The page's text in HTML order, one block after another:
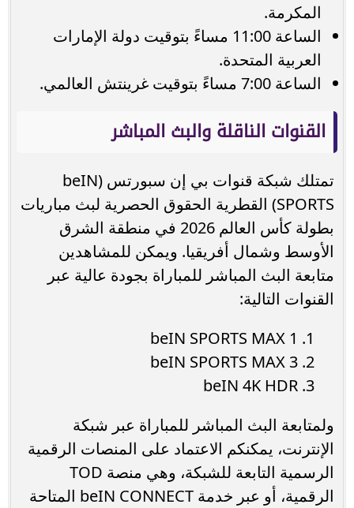
المكرمة.
الساعة 11:00 مساءً بتوقيت دولة الإمارات
العربية المتحدة.
الساعة 7:00 مساءً بتوقيت غرينتش العالمي.
القنوات الناقلة والبث المباشر
تمتلك شبكة قنوات بي إن سبورتس (beIN
SPORTS) القطرية الحقوق الحصرية لبث مباريات
بطولة كأس العالم 2026 في منطقة الشرق
الأوسط وشمال أفريقيا. ويمكن للمشاهدين
متابعة البث المباشر للمباراة بجودة عالية عبر
القنوات التالية:
beIN SPORTS MAX 1
beIN SPORTS MAX 3
beIN 4K HDR
ولمتابعة البث المباشر للمباراة عبر شبكة
الإنترنت، يمكنكم الاعتماد على المنصات الرقمية
الرسمية التابعة للشبكة، وهي منصة TOD
الرقمية، أو عبر خدمة beIN CONNECT المتاحة